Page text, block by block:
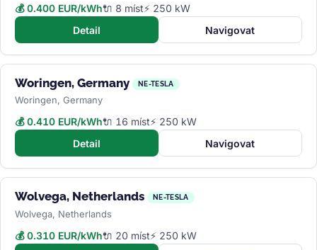
💰 0.400 EUR/kWh🔌 8 míst⚡ 250 kW
Detail
Navigovat
Woringen, Germany NE-TESLA
Woringen, Germany
💰 0.410 EUR/kWh🔌 16 míst⚡ 250 kW
Detail
Navigovat
Wolvega, Netherlands NE-TESLA
Wolvega, Netherlands
💰 0.310 EUR/kWh🔌 20 míst⚡ 250 kW